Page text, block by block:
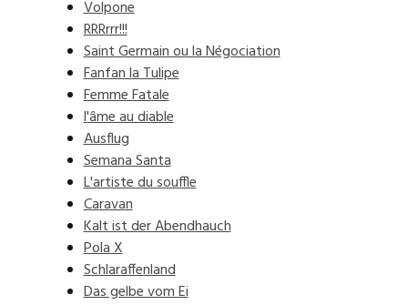
Volpone
RRRrrr!!!
Saint Germain ou la Négociation
Fanfan la Tulipe
Femme Fatale
l'âme au diable
Ausflug
Semana Santa
L'artiste du souffle
Caravan
Kalt ist der Abendhauch
Pola X
Schlaraffenland
Das gelbe vom Ei